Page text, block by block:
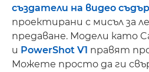
създатели на видео
проектирани с мисъл за
предаване. Модели като
и PowerShot V1 правят
Можете просто да ги